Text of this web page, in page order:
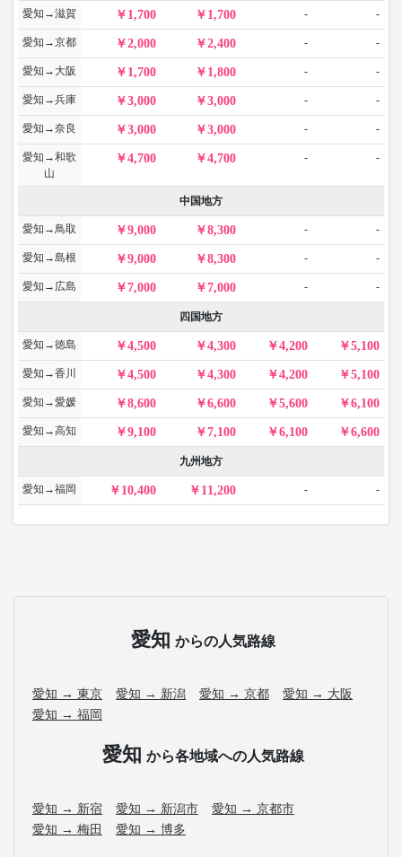
愛知→滋賀 1,700 1,700 - -
愛知→京都 2,000 2,400 - -
愛知→大阪 1,700 1,800 - -
愛知→兵庫 3,000 3,000 - -
愛知→奈良 3,000 3,000 - -
愛知→和歌
山
4,700 4,700 - -
中国地方
愛知→鳥取 9,000 8,300 - -
愛知→島根 9,000 8,300 - -
愛知→広島 7,000 7,000 - -
四国地方
愛知→徳島 4,500 4,300 4,200 5,100
愛知→香川 4,500 4,300 4,200 5,100
愛知→愛媛 8,600 6,600 5,600 6,100
愛知→高知 9,100 7,100 6,100 6,600
九州地方
愛知→福岡 10,400 11,200 - -
愛知 からの人気路線
愛知 → 東京 愛知 → 新潟 愛知 → 京都
愛知 → 大阪
愛知 → 福岡
愛知 から各地域への人気路線
愛知 → 新宿 愛知 → 新潟市
愛知 → 京都市
愛知 → 梅田
愛知 → 博多